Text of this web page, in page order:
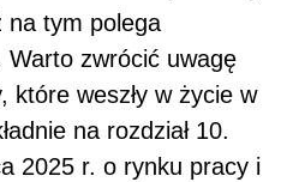
na tym polega
Warto zwrócić uwagę
które weszły w życie w
na rozdział 10.
2025 r. o rynku pracy i